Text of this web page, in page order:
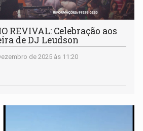
REVIVAL: Celebração aos
de DJ Leudson
de 2025 às 11:20